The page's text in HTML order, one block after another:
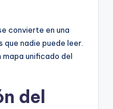
convierte en una
que nadie puede leer.
mapa unificado del
del